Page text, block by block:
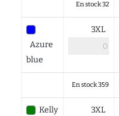
En stock 32
Azure
blue
3XL
En stock 359
Kelly
3XL